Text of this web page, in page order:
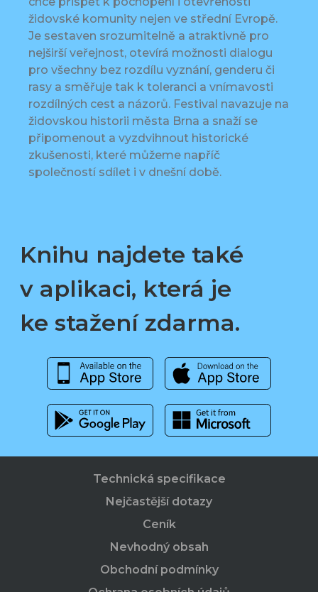
židovské komunity nejen ve střední Evropě.
Je sestaven srozumitelně a atraktivně pro
nejširší veřejnost, otevírá možnosti dialogu
pro všechny bez rozdílu vyznání, genderu či
rasy a směřuje tak k toleranci a vnímavosti
rozdílných cest a názorů. Festival navazuje na
židovskou historii města Brna a snaží se
připomenout a vyzdvihnout historické
zkušenosti, které můžeme napříč
společností sdílet i v dnešní době.
Knihu najdete také
v aplikaci, která je
ke stažení zdarma.
Technická specifikace
Nejčastější dotazy
Ceník
Nevhodný obsah
Obchodní podmínky